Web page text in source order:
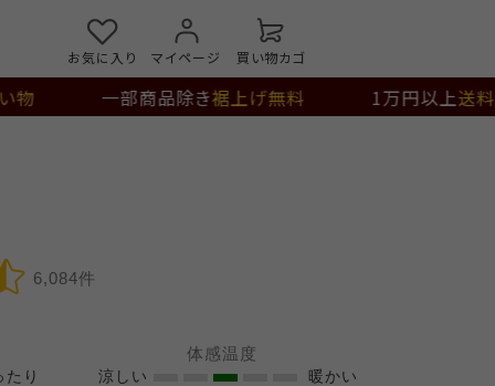
お気に入り マイページ 買い物カゴ
一部商品除き裾上げ無料 1万円以上 送料
6,084件
たり
体感温度
涼しい 暖かい